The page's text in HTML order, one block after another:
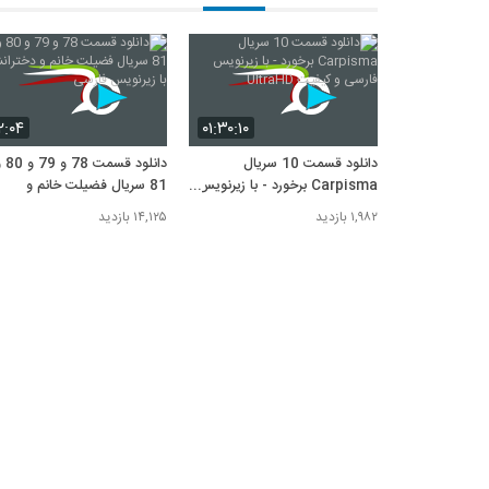
۰۱:۳۰:۱۰
دانلود قسمت 10 سریال
Carpisma برخورد - با زیرنویس
فارسی و کیفیت UltraHD
۱,۹۸۲ بازدید
81 سریال فضیلت خانم و
دخترانش با زیرنویس فارسی
۱۴,۱۲۵ بازدید